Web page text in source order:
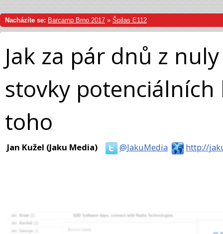
Nacházíte se: Barcamp Brno 2017 » Špilas E112
Jak za pár dnů z
stovky
toho
Jan Kužel (Jaku Media) @JakuMedia http://